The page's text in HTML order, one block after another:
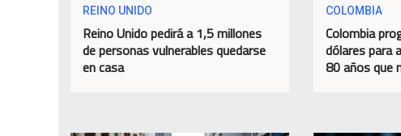
REINO UNIDO
Reino Unido pedirá a 1,5 millones
de personas vulnerables quedarse
en casa
COLOMBIA
Colombia
dólares para
80 años que